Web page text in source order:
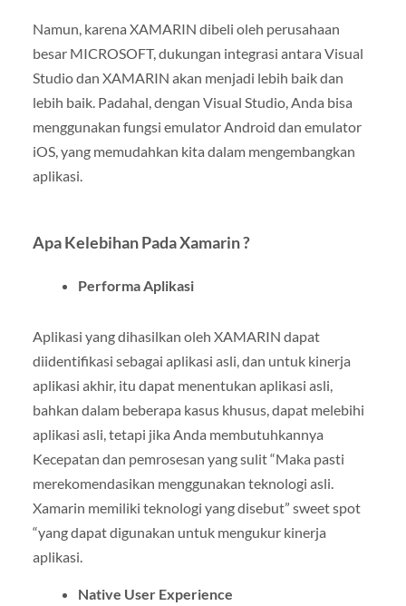
Namun, karena XAMARIN dibeli oleh perusahaan
besar MICROSOFT, dukungan integrasi antara Visual
Studio dan XAMARIN akan menjadi lebih baik dan
lebih baik. Padahal, dengan Visual Studio, Anda bisa
menggunakan fungsi emulator Android dan emulator
iOS, yang memudahkan kita dalam mengembangkan
aplikasi.
Apa Kelebihan Pada Xamarin ?
Performa Aplikasi
Aplikasi yang dihasilkan oleh XAMARIN dapat
diidentifikasi sebagai aplikasi asli, dan untuk kinerja
aplikasi akhir, itu dapat menentukan aplikasi asli,
bahkan dalam beberapa kasus khusus, dapat melebihi
aplikasi asli, tetapi jika Anda membutuhkannya
Kecepatan dan pemrosesan yang sulit “Maka pasti
merekomendasikan menggunakan teknologi asli.
Xamarin memiliki teknologi yang disebut” sweet spot
“yang dapat digunakan untuk mengukur kinerja
aplikasi.
Native User Experience